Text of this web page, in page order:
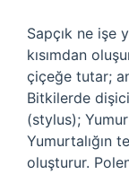
Sapçık ne işe
kısımdan
çiçeğe tutar;
Bitkilerde
(stylus);
Yumurtalığın
oluşturur.